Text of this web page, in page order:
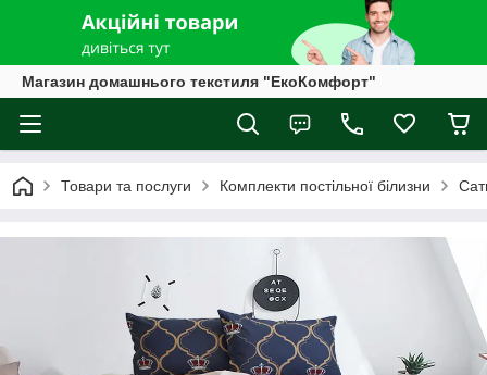
Магазин домашнього текстиля "ЕкоКомфорт"
Товари та послуги Комплекти постільної білизни